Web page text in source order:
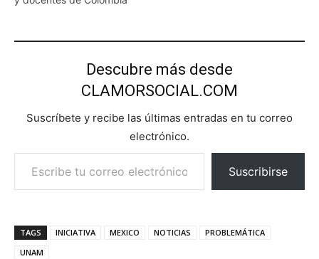
Descubre más desde
CLAMORSOCIAL.COM
Suscríbete y recibe las últimas entradas en tu correo
electrónico.
Escribe tu correo electrónico…
Suscribirse
TAGS INICIATIVA MEXICO NOTICIAS
PROBLEMÁTICA
UNAM